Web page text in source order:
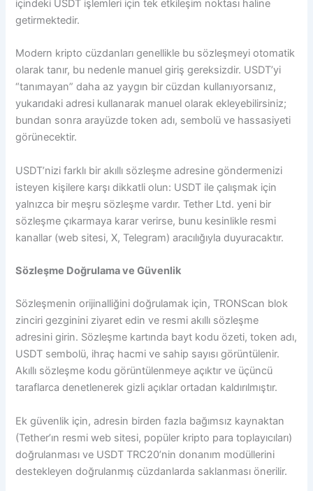
içindeki USDT işlemleri için tek etkileşim noktası haline
getirmektedir.
Modern kripto cüzdanları genellikle bu sözleşmeyi otomatik
olarak tanır, bu nedenle manuel giriş gereksizdir. USDT’yi
“tanımayan” daha az yaygın bir cüzdan kullanıyorsanız,
yukarıdaki adresi kullanarak manuel olarak ekleyebilirsiniz;
bundan sonra arayüzde token adı, sembolü ve hassasiyeti
görünecektir.
USDT’nizi farklı bir akıllı sözleşme adresine göndermenizi
isteyen kişilere karşı dikkatli olun: USDT ile çalışmak için
yalnızca bir meşru sözleşme vardır. Tether Ltd. yeni bir
sözleşme çıkarmaya karar verirse, bunu kesinlikle resmi
kanallar (web sitesi, X, Telegram) aracılığıyla duyuracaktır.
Sözleşme Doğrulama ve Güvenlik
Sözleşmenin orijinalliğini doğrulamak için, TRONScan blok
zinciri gezginini ziyaret edin ve resmi akıllı sözleşme
adresini girin. Sözleşme kartında bayt kodu özeti, token adı,
USDT sembolü, ihraç hacmi ve sahip sayısı görüntülenir.
Akıllı sözleşme kodu görüntülenmeye açıktır ve üçüncü
taraflarca denetlenerek gizli açıklar ortadan kaldırılmıştır.
Ek güvenlik için, adresin birden fazla bağımsız kaynaktan
(Tether’ın resmi web sitesi, popüler kripto para toplayıcıları)
doğrulanması ve USDT TRC20’nin donanım modüllerini
destekleyen doğrulanmış cüzdanlarda saklanması önerilir.